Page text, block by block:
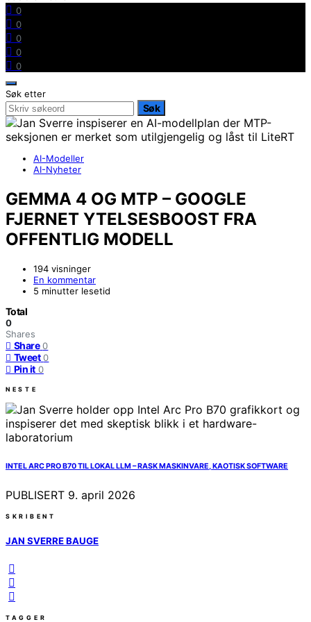
0
0
0
0
0
Søk etter
Søk
AI-Modeller
AI-Nyheter
GEMMA 4 OG MTP – GOOGLE
FJERNET YTELSESBOOST FRA
OFFENTLIG MODELL
194 visninger
En kommentar
5 minutter lesetid
Total
0
Shares
Share 0
Tweet 0
Pin it 0
NESTE
INTEL ARC PRO B70 TIL LOKAL LLM – RASK MASKINVARE, KAOTISK SOFTWARE
PUBLISERT 9. april 2026
SKRIBENT
JAN SVERRE BAUGE
TAGGER